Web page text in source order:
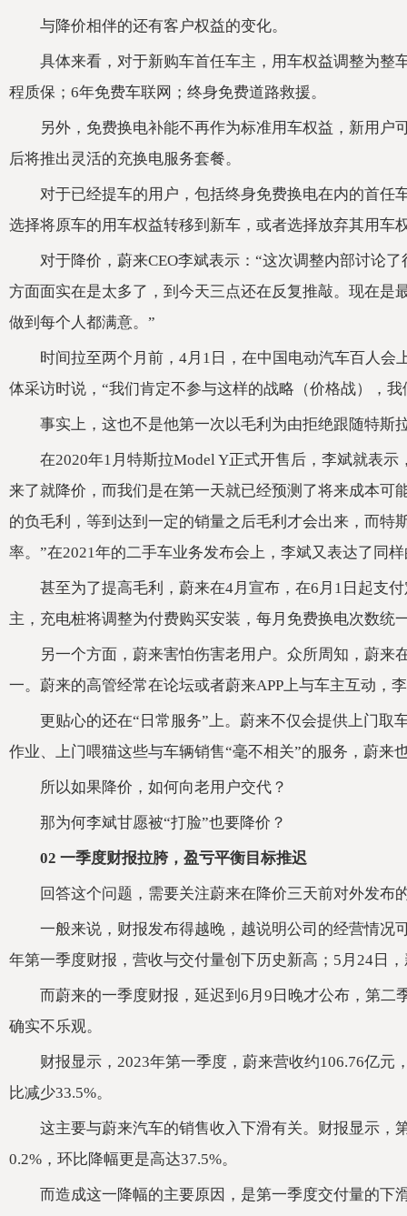
与降价相伴的还有客户权益的变化。
具体来看，对于新购车首任车主，用车权益调整为整
程质保；6年免费车联网；终身免费道路救援。
另外，免费换电补能不再作为标准用车权益，新用
后将推出灵活的充换电服务套餐。
对于已经提车的用户，包括终身免费换电在内的首任
选择将原车的用车权益转移到新车，或者选择放弃其用车
对于降价，蔚来CEO李斌表示：“这次调整内部讨论
方面面实在是太多了，到今天三点还在反复推敲。现在是
做到每个人都满意。”
时间拉至两个月前，4月1日，在中国电动汽车百人
体采访时说，“我们肯定不参与这样的战略（价格战），
事实上，这也不是他第一次以毛利为由拒绝跟随特斯
在2020年1月特斯拉Model Y正式开售后，李斌就表
来了就降价，而我们是在第一天就已经预测了将来成本可
的负毛利，等到达到一定的销量之后毛利才会出来，而特
率。”在2021年的二手车业务发布会上，李斌又表达了同
甚至为了提高毛利，蔚来在4月宣布，在6月1日起支
主，充电桩将调整为付费购买安装，每月免费换电次数统
另一个方面，蔚来害怕伤害老用户。众所周知，蔚来
一。蔚来的高管经常在论坛或者蔚来APP上与车主互动，
更贴心的还在“日常服务”上。蔚来不仅会提供上门取
作业、上门喂猫这些与车辆销售“毫不相关”的服务，蔚来
所以如果降价，如何向老用户交代？
那为何李斌甘愿被“打脸”也要降价？
02 一季度财报拉胯，盈亏平衡目标推迟
回答这个问题，需要关注蔚来在降价三天前对外发布
一般来说，财报发布得越晚，越说明公司的经营情况
年第一季度财报，营收与交付量创下历史新高；5月24日
而蔚来的一季度财报，延迟到6月9日晚才公布，第
确实不乐观。
财报显示，2023年第一季度，蔚来营收约106.76亿元
比减少33.5%。
这主要与蔚来汽车的销售收入下滑有关。财报显示，
0.2%，环比降幅更是高达37.5%。
而造成这一降幅的主要原因，是第一季度交付量的下